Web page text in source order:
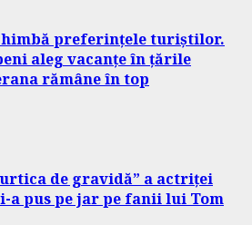
preferințele turiștilor.
aleg vacanțe în țările
rămâne în top
de gravidă” a actriței
a pus pe jar pe fanii lui Tom